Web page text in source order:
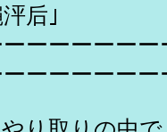
后｣
ーーーーー
ーーーーー